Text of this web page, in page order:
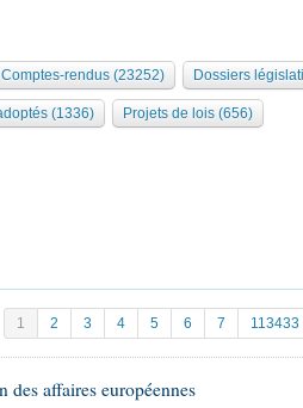
Comptes-rendus (23252) Dossiers
(1336) Projets de lois (656)
1 2 3 4 5 6 7 113433
des affaires européennes